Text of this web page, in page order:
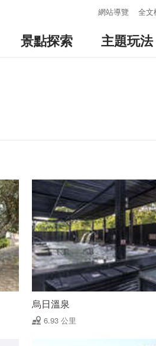
網站導覽 全文
景點探索 主題玩法
烏日溫泉
6.93 公里